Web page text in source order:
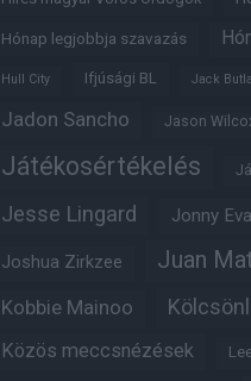
Hónap legjobbja szavazás
Hull City Ifjúsági BL Jack
Jadon Sancho Jason
Játékosértékelés
Jesse Lingard Jonny
Joshua Zirkzee Juan
Kobbie Mainoo
Közös meccsnézések